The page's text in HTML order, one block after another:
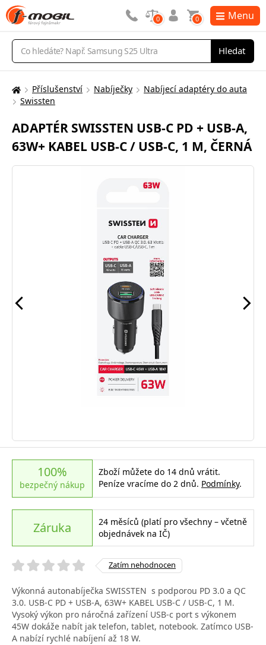
Vyhledávání
Hledat
0 0 Menu
Zde
nacházíte:
Příslušenství Nabíječky
Nabíjecí adaptéry do auta
Swissten
ADAPTÉR SWISSTEN USB-C PD + USB-A,
63W+ KABEL USB-C / USB-C, 1 M, ČERNÁ
100%
bezpečný nákup
Zboží můžete do 14 dnů vrátit.
Peníze vracíme do 2 dnů. Podmínky.
Záruka
24 měsíců (platí pro všechny – včetně
objednávek na IČ)
Zatím nehodnocen
Výkonná autonabíječka SWISSTEN s podporou PD 3.0 a QC
3.0. USB-C PD + USB-A, 63W+ KABEL USB-C / USB-C, 1 M.
Vysoký výkon pro náročná zařízení USB-c port s výkonem
45W dokáže nabít jak telefon, tablet, notebook. Zatímco USB-
A nabízí rychlé nabíjení až 18 W.